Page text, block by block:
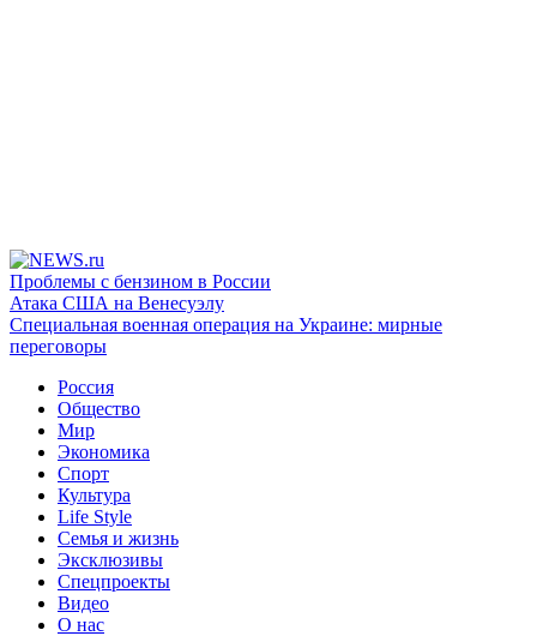
Проблемы с бензином в России
Атака США на Венесуэлу
Специальная военная операция на Украине: мирные
переговоры
Россия
Общество
Мир
Экономика
Спорт
Культура
Life Style
Семья и жизнь
Эксклюзивы
Спецпроекты
Видео
О нас